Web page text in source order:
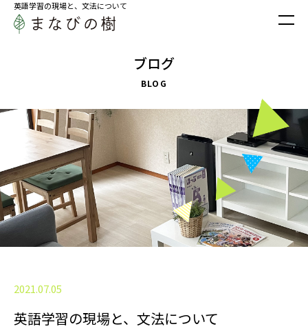
英語学習の現場と、文法について
ブログ
BLOG
2021.07.05
英語学習の現場と、文法について